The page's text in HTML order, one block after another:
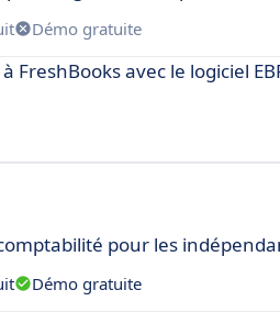
Démo gratuite
FreshBooks avec le logiciel
pour les
Démo gratuite